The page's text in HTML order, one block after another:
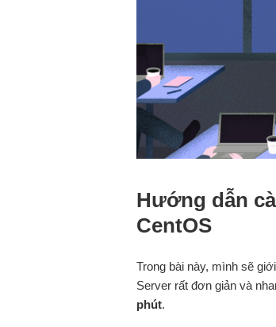
Hướng dẫn
CentOS
Trong bài này, mình sẽ
Server rất đơn giản và
phút.